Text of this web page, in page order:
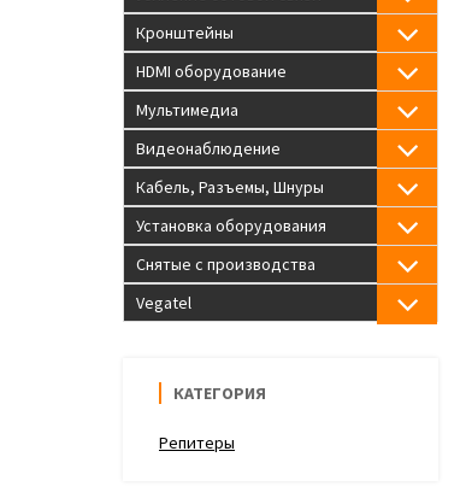
Кронштейны
HDMI оборудование
Мультимедиа
Видеонаблюдение
Кабель, Разъемы, Шнуры
Установка оборудования
Снятые с производства
Vegatel
КАТЕГОРИЯ
Репитеры